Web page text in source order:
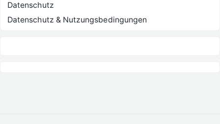
Datenschutz
Datenschutz & Nutzungsbedingungen